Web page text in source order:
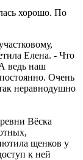
хорошо. По
Елена. - Что
ведь наш
Очень
неравнодушно
Вёска
щенков у
к ней